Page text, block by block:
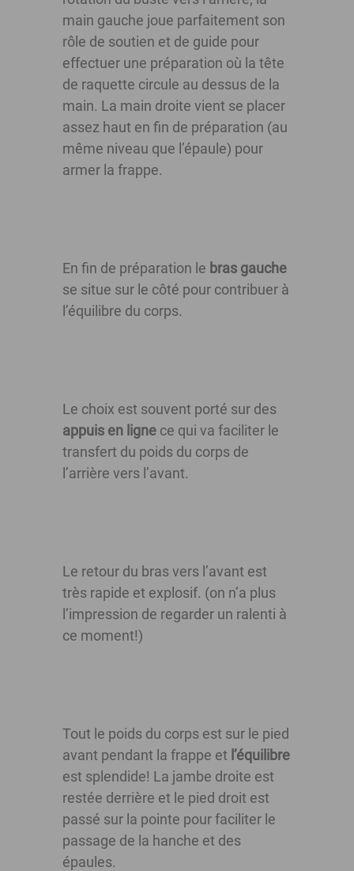
main gauche joue parfaitement son
rôle de soutien et de guide pour
effectuer une préparation où la tête
de raquette circule au dessus de la
main. La main droite vient se placer
assez haut en fin de préparation (au
même niveau que l’épaule) pour
armer la frappe.
En fin de préparation le bras gauche
se situe sur le côté pour contribuer à
l’équilibre du corps.
Le choix est souvent porté sur des
appuis en ligne ce qui va faciliter le
transfert du poids du corps de
l’arrière vers l’avant.
Le retour du bras vers l’avant est
très rapide et explosif. (on n’a plus
l’impression de regarder un ralenti à
ce moment!)
Tout le poids du corps est sur le pied
avant pendant la frappe et l’équilibre
est splendide! La jambe droite est
restée derrière et le pied droit est
passé sur la pointe pour faciliter le
passage de la hanche et des
épaules.